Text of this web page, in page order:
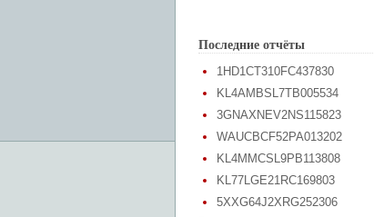
Последние отчёты
1HD1CT310FC437830
KL4AMBSL7TB005534
3GNAXNEV2NS115823
WAUCBCF52PA013202
KL4MMCSL9PB113808
KL77LGE21RC169803
5XXG64J2XRG252306